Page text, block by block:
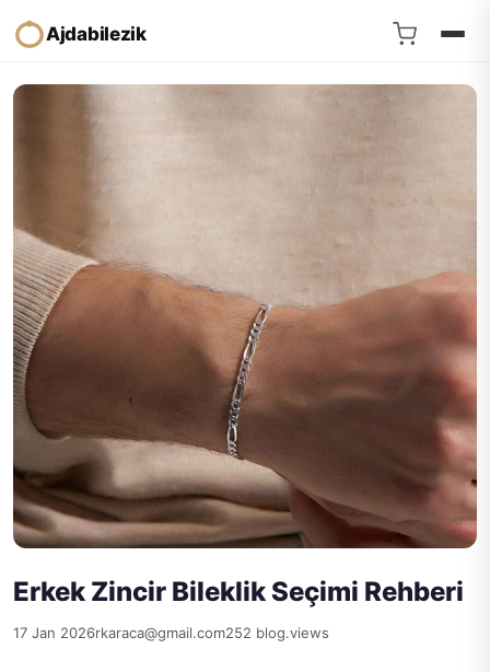
Ajdabilezik
Erkek Zincir Bileklik Seçimi Rehberi
17 Jan 2026rkaraca@gmail.com252 blog.views